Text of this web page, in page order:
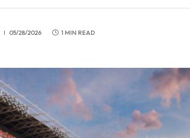
05/28/2026 1 MIN READ